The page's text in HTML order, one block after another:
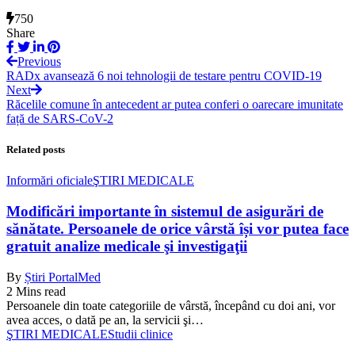
750
Share
Previous
RADx avansează 6 noi tehnologii de testare pentru COVID-19
Next
Răcelile comune în antecedent ar putea conferi o oarecare imunitate
față de SARS-CoV-2
Related posts
Informări oficialeŞTIRI MEDICALE
Modificări importante în sistemul de asigurări de
sănătate. Persoanele de orice vârstă își vor putea face
gratuit analize medicale şi investigaţii
By Știri PortalMed
2 Mins read
Persoanele din toate categoriile de vârstă, începând cu doi ani, vor
avea acces, o dată pe an, la servicii şi…
ŞTIRI MEDICALEStudii clinice